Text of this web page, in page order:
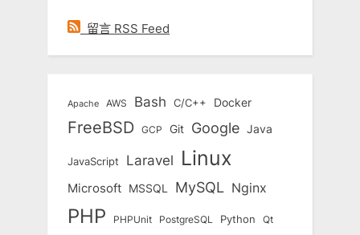
留言 RSS Feed
Apache AWS Bash C/C++ Docker
FreeBSD GCP Git Google Java
JavaScript Laravel Linux
Microsoft MSSQL MySQL Nginx
PHP PHPUnit PostgreSQL Python Qt